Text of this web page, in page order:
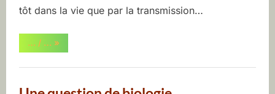
tôt dans la vie que par la transmission…
… / … “Les
déclencheurs
les
»